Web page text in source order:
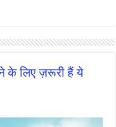
के लिए ज़रूरी हैं ये